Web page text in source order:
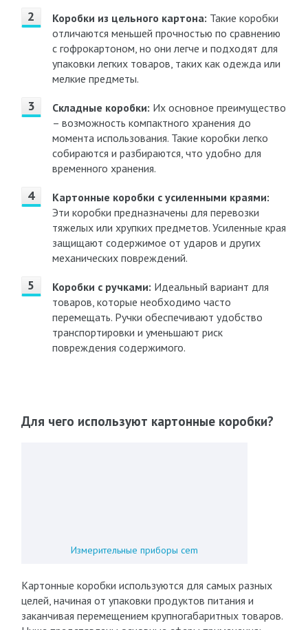
Коробки из цельного картона: Такие коробки
отличаются меньшей прочностью по сравнению
с гофрокартоном, но они легче и подходят для
упаковки легких товаров, таких как одежда или
мелкие предметы.
Складные коробки: Их основное преимущество
– возможность компактного хранения до
момента использования. Такие коробки легко
собираются и разбираются, что удобно для
временного хранения.
Картонные коробки с усиленными краями:
Эти коробки предназначены для перевозки
тяжелых или хрупких предметов. Усиленные края
защищают содержимое от ударов и других
механических повреждений.
Коробки с ручками: Идеальный вариант для
товаров, которые необходимо часто
перемещать. Ручки обеспечивают удобство
транспортировки и уменьшают риск
повреждения содержимого.
Для чего используют картонные коробки?
Измерительные приборы cem
Картонные коробки используются для самых разных
целей, начиная от упаковки продуктов питания и
заканчивая перемещением крупногабаритных товаров.